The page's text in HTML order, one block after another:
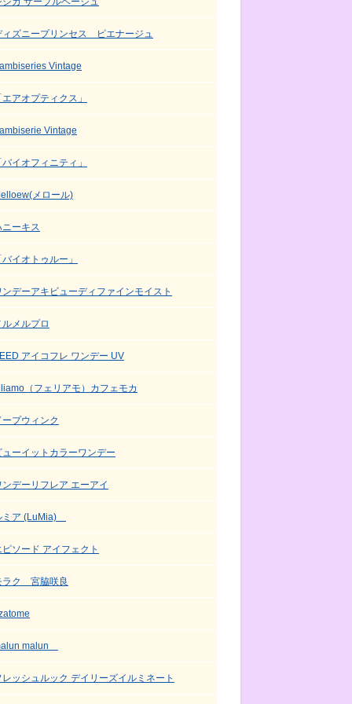
ィズニープリンセス ピエナージュ
Vintage
エアオプティクス」
Vintage
バイオフィニティ」
メロール)
ニーキス
バイオトゥルー」
ンデーアキビューディファインモイスト
ルメルプロ
アイコフレ ワンデー UV
（フェリアモ）カフェモカ
ープウィンク
ューイットカラーワンデー
ンデーリフレア エーアイ
ミア (LuMia)
ピソード アイフェクト
ラク 宮脇咲良
malun
レッシュルック デイリーズイルミネート